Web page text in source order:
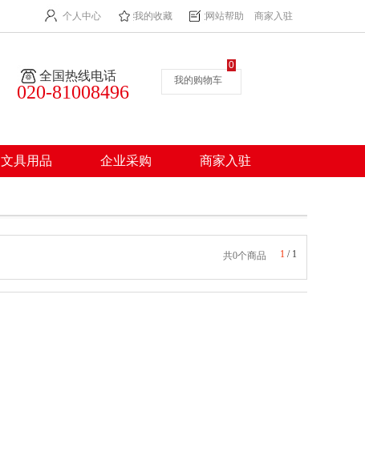
个人中心 我的收藏 网站帮助 商家入驻
全国热线电话
020-81008496
我的购物车
0
文具用品 企业采购 商家入驻
共0个商品 1 / 1